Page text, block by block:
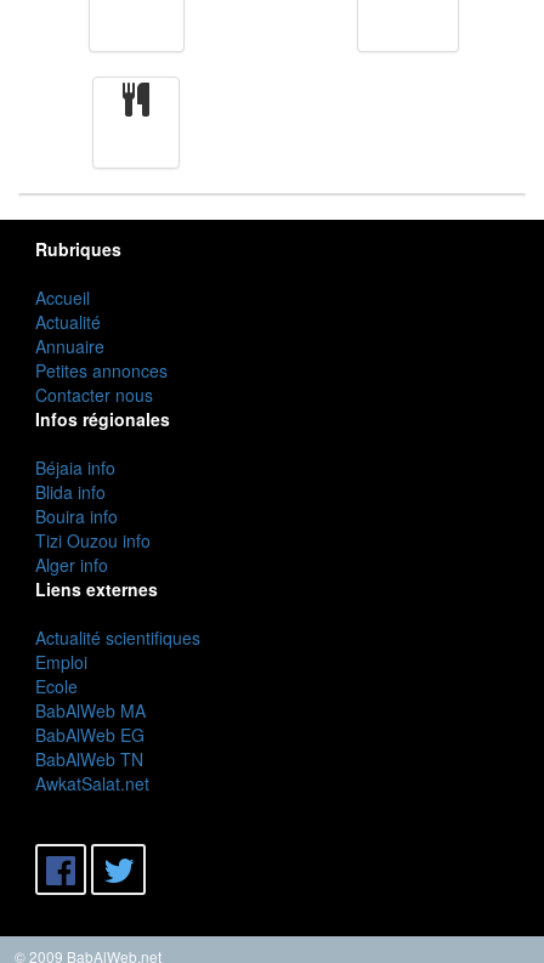
Rubriques
Accueil
Actualité
Annuaire
Petites annonces
Contacter nous
Infos régionales
Béjaia info
Blida info
Bouira info
Tizi Ouzou info
Alger info
Liens externes
Actualité scientifiques
Emploi
Ecole
BabAlWeb MA
BabAlWeb EG
BabAlWeb TN
AwkatSalat.net
© 2009 BabAlWeb.net